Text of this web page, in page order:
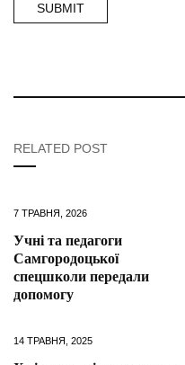
RELATED POST
7 ТРАВНЯ, 2026
Учні та педагоги
Самгородоцької
спецшколи передали
допомогу
14 ТРАВНЯ, 2025